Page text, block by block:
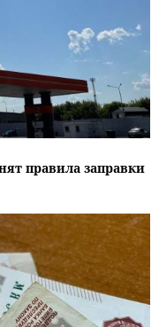
правила заправки